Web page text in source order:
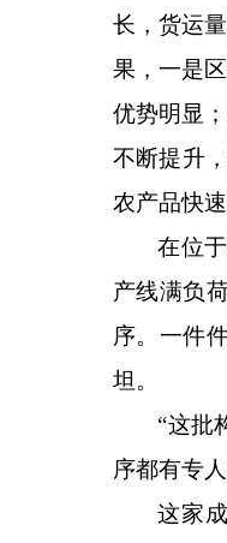
长，货运
果，一是
优势明显
不断提升
农产品快
在位
产线满负
序。一件
坦。
“这批
序都有专
这家